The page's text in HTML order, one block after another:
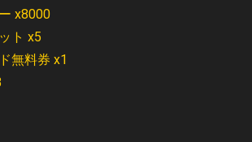
x8000
ト x5
無料券 x1